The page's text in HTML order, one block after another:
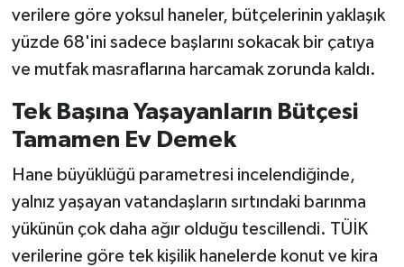
verilere göre yoksul haneler, bütçelerinin yaklaşık
yüzde 68'ini sadece başlarını sokacak bir çatıya
ve mutfak masraflarına harcamak zorunda kaldı.
Tek Başına Yaşayanların Bütçesi
Tamamen Ev Demek
Hane büyüklüğü parametresi incelendiğinde,
yalnız yaşayan vatandaşların sırtındaki barınma
yükünün çok daha ağır olduğu tescillendi. TÜİK
verilerine göre tek kişilik hanelerde konut ve kira